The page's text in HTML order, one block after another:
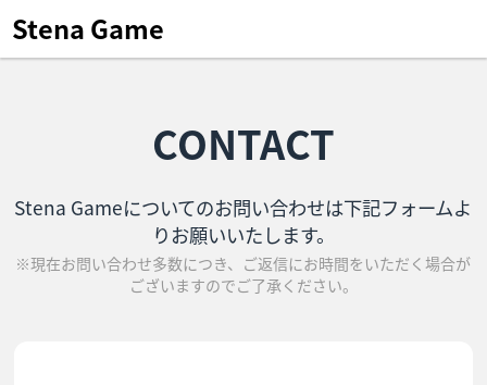
Stena Game
CONTACT
Stena Gameについてのお問い合わせは下記フォームよ
りお願いいたします。
※現在お問い合わせ多数につき、ご返信にお時間をいただく場合が
ございますのでご了承ください。